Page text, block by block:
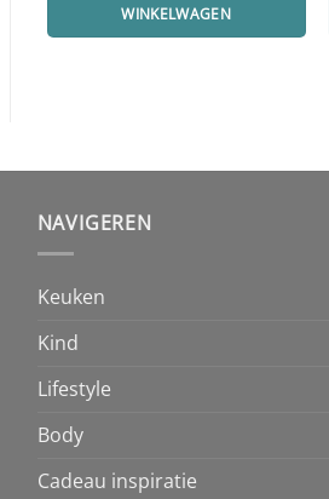
WINKELWAGEN
NAVIGEREN
Keuken
Kind
Lifestyle
Body
Cadeau inspiratie